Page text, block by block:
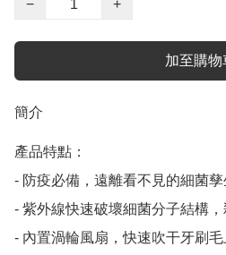
−
+
加至購物
簡介
產品特點：
- 防疫必備，遠離看不見的細菌孳
- 紫外線快速破壞細菌分子結構
- 內置渦輪風扇，快速吹干牙刷